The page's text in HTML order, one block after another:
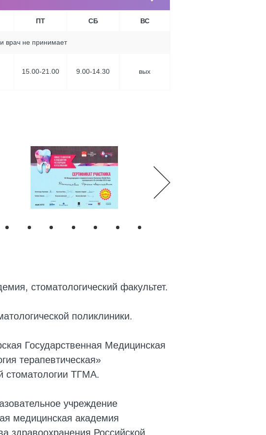
ПТ СБ ВС
врач не принимает
15.00-21.00 9.00-14.30 вых
стоматологический факультет.
поликлиники.
Государственная Медицинская
терапевтическая»
стоматологии ТГМА.
учреждение
медицинская академия
здравоохранения Российской